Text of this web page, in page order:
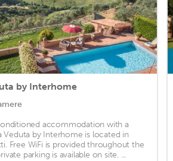
by Interhome
accommodation with a
Veduta by Interhome is located in
Free WiFi is provided throughout the
parking is available on site. ...